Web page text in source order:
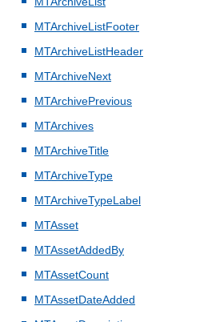
MTArchiveListFooter
MTArchiveListHeader
MTArchiveNext
MTArchivePrevious
MTArchives
MTArchiveTitle
MTArchiveType
MTArchiveTypeLabel
MTAsset
MTAssetAddedBy
MTAssetCount
MTAssetDateAdded